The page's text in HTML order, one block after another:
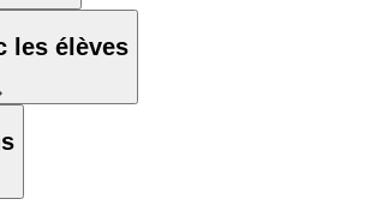
les élèves